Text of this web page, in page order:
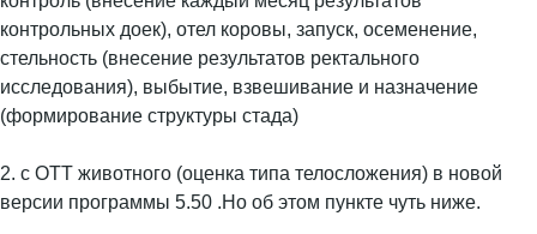
контрольных доек), отел коровы, запуск, осеменение,
стельность (внесение результатов ректального
исследования), выбытие, взвешивание и назначение
(формирование структуры стада)
2. с ОТТ животного (оценка типа телосложения) в новой
версии программы 5.50 .Но об этом пункте чуть ниже.